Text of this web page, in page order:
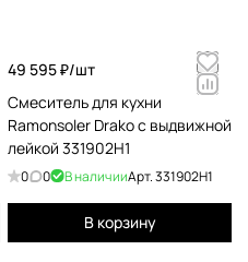
49 595 ₽/шт
Смеситель для кухни
Ramonsoler Drako с выдвижной
лейкой 331902H1
0 0 В наличииАрт.331902H1
В корзину